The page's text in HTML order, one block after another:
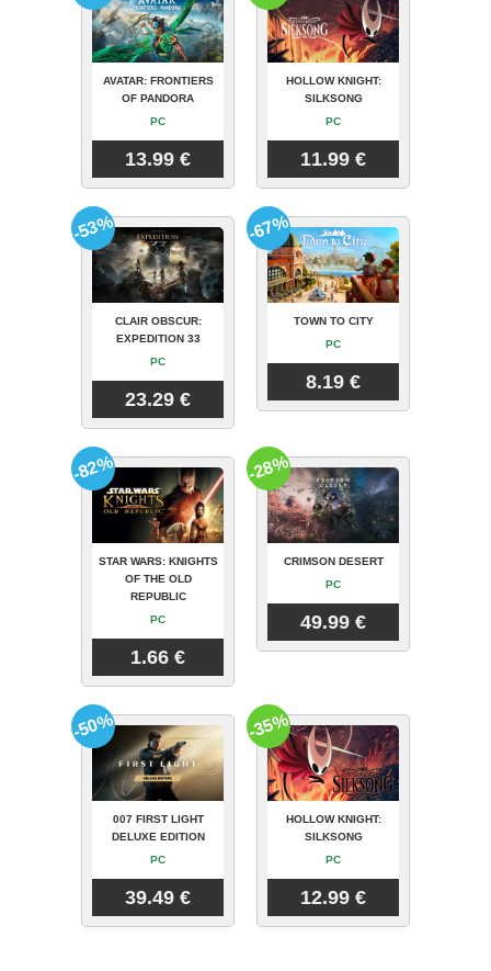
AVATAR: FRONTIERS
OF PANDORA
PC
13.99 €
HOLLOW KNIGHT:
SILKSONG
PC
11.99 €
CLAIR OBSCUR:
EXPEDITION 33
PC
23.29 €
-53%
TOWN TO CITY
PC
8.19 €
-67%
STAR WARS: KNIGHTS
OF THE OLD
REPUBLIC
PC
1.66 €
-82%
CRIMSON DESERT
PC
49.99 €
-28%
007 FIRST LIGHT
DELUXE EDITION
PC
39.49 €
-50%
HOLLOW KNIGHT:
SILKSONG
PC
12.99 €
-35%